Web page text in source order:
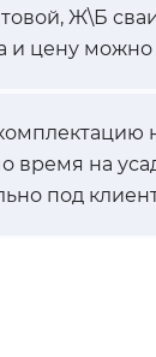
Ж\Б
и цену можно
время на
под